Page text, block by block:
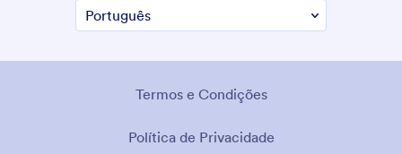
Termos e Condições
Política de Privacidade